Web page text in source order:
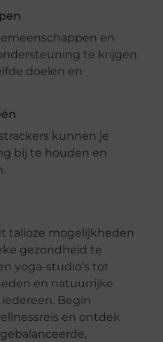
en
te krijgen
doelen en
kunnen je
bij te houden en
talloze mogelijkheden
gezondheid te
yoga-studio’s tot
en natuurrijke
Begin
en ontdek